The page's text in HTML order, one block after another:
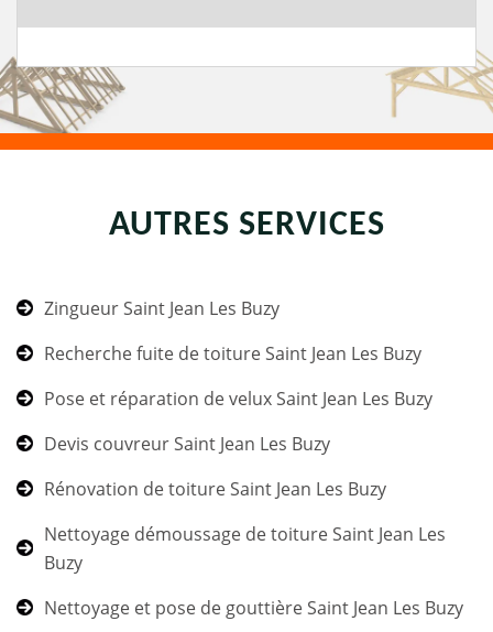
AUTRES SERVICES
Zingueur Saint Jean Les Buzy
Recherche fuite de toiture Saint Jean Les Buzy
Pose et réparation de velux Saint Jean Les Buzy
Devis couvreur Saint Jean Les Buzy
Rénovation de toiture Saint Jean Les Buzy
Nettoyage démoussage de toiture Saint Jean Les
Buzy
Nettoyage et pose de gouttière Saint Jean Les Buzy